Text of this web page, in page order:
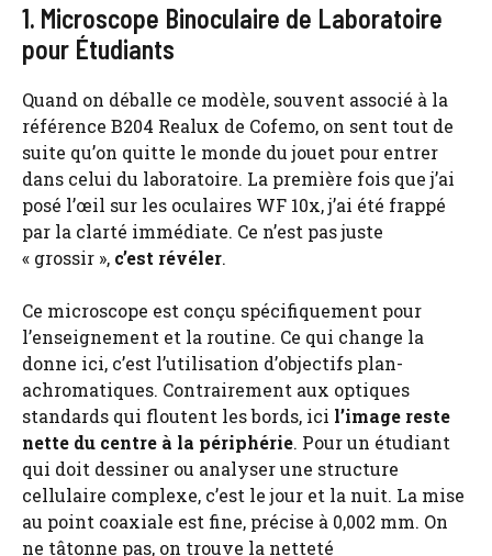
1. Microscope Binoculaire de Laboratoire
pour Étudiants
Quand on déballe ce modèle, souvent associé à la
référence B204 Realux de Cofemo, on sent tout de
suite qu’on quitte le monde du jouet pour entrer
dans celui du laboratoire. La première fois que j’ai
posé l’œil sur les oculaires WF 10x, j’ai été frappé
par la clarté immédiate. Ce n’est pas juste
« grossir », c’est révéler.
Ce microscope est conçu spécifiquement pour
l’enseignement et la routine. Ce qui change la
donne ici, c’est l’utilisation d’objectifs plan-
achromatiques. Contrairement aux optiques
standards qui floutent les bords, ici l’image reste
nette du centre à la périphérie. Pour un étudiant
qui doit dessiner ou analyser une structure
cellulaire complexe, c’est le jour et la nuit. La mise
au point coaxiale est fine, précise à 0,002 mm. On
ne tâtonne pas, on trouve la netteté